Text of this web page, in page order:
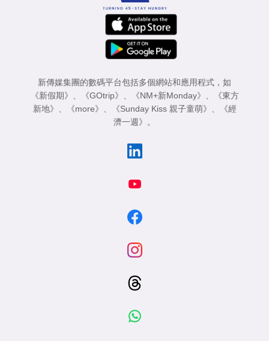
新傳媒集團的數碼平台包括多個網站和應用程式，如
《新假期》
《GOtrip》 《NM+新Monday》
《東方
新地》
《more》 《Sunday Kiss 親子童萌》
《經
濟一週》
。